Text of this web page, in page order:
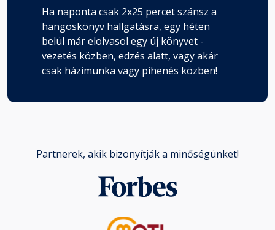
Ha naponta csak 2x25 percet szánsz a
hangoskönyv hallgatásra, egy héten
belül már elolvasol egy új könyvet -
vezetés közben, edzés alatt, vagy akár
csak házimunka vagy pihenés közben!
Partnerek, akik bizonyítják a minőségünket!